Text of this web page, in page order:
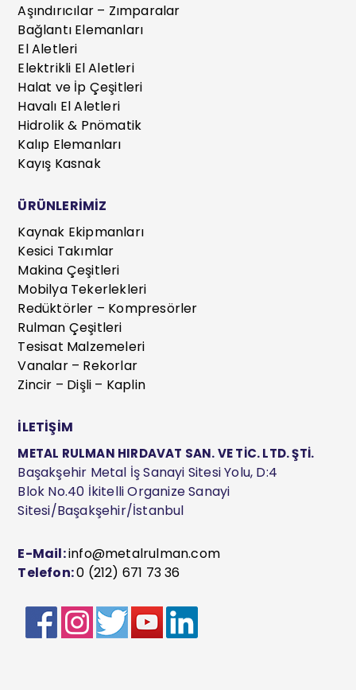
Aşındırıcılar – Zımparalar
Bağlantı Elemanları
El Aletleri
Elektrikli El Aletleri
Halat ve İp Çeşitleri
Havalı El Aletleri
Hidrolik & Pnömatik
Kalıp Elemanları
Kayış Kasnak
ÜRÜNLERİMİZ
Kaynak Ekipmanları
Kesici Takımlar
Makina Çeşitleri
Mobilya Tekerlekleri
Redüktörler – Kompresörler
Rulman Çeşitleri
Tesisat Malzemeleri
Vanalar – Rekorlar
Zincir – Dişli – Kaplin
İLETİŞİM
METAL RULMAN HIRDAVAT SAN. VE TİC. LTD. ŞTİ.
Başakşehir Metal İş Sanayi Sitesi Yolu, D:4
Blok No.40 İkitelli Organize Sanayi
Sitesi/Başakşehir/İstanbul
E-Mail:info@metalrulman.com
Telefon:0 (212) 671 73 36